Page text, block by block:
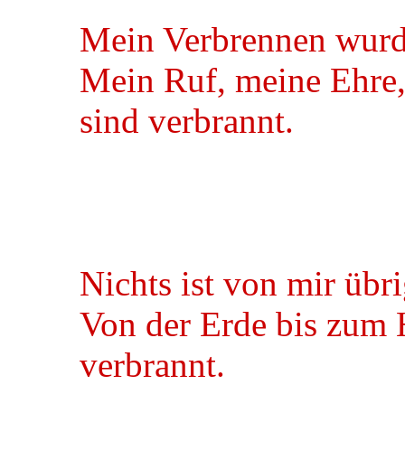
Mein Verbrennen
Mein Ruf, meine
sind verbrannt.
Nichts ist von mir
Von der Erde bis
verbrannt.